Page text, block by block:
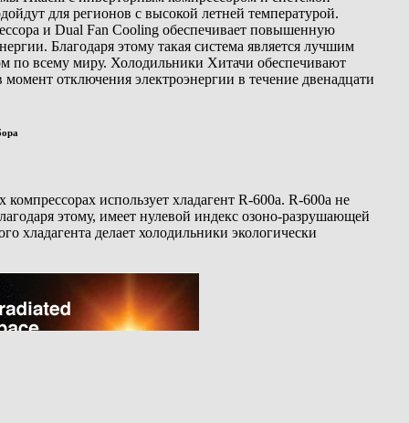
для регионов с высокой летней температурой.
и Dual Fan Cooling обеспечивает повышенную
Благодаря этому такая система является лучшим
по всему миру. Холодильники Хитачи обеспечивают
момент отключения электроэнергии в течение двенадцати
использует хладагент R-600a. R-600a не
этому, имеет нулевой индекс озоно-разрушающей
хладагента делает холодильники экологически